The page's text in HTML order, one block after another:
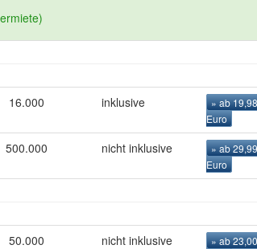
16.000 inklusive
» ab 19,98
Euro
500.000 nicht inklusive
» ab 29,99
Euro
50.000 nicht inklusive
» ab 23,00